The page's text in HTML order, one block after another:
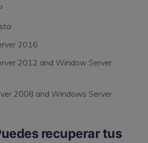
2016
2012 and Window Server
2008 and Windows Server
recuperar tus